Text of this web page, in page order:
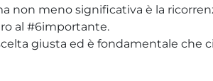
non meno significativa è la
al #6importante.
giusta ed è fondamentale che